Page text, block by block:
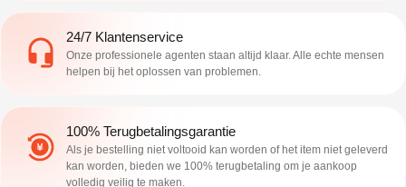
24/7 Klantenservice
Onze professionele agenten staan altijd klaar. Alle echte mensen
helpen bij het oplossen van problemen.
100% Terugbetalingsgarantie
Als je bestelling niet voltooid kan worden of het item niet geleverd
kan worden, bieden we 100% terugbetaling om je aankoop
volledig veilig te maken.